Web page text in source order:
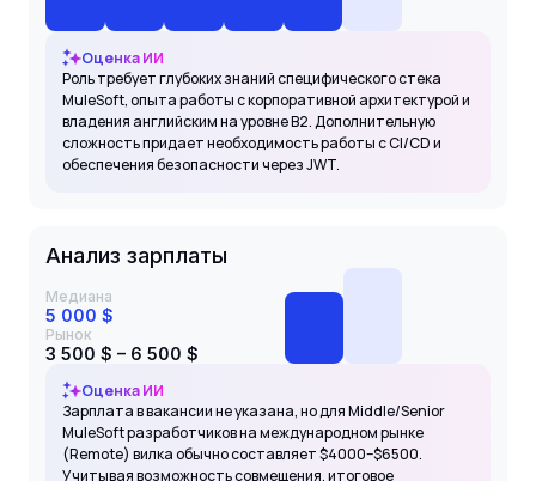
Оценка ИИ
Роль требует глубоких знаний специфического стека
MuleSoft, опыта работы с корпоративной архитектурой и
владения английским на уровне B2. Дополнительную
сложность придает необходимость работы с CI/CD и
обеспечения безопасности через JWT.
Анализ зарплаты
Медиана
5 000 $
Рынок
3 500 $ – 6 500 $
Оценка ИИ
Зарплата в вакансии не указана, но для Middle/Senior
MuleSoft разработчиков на международном рынке
(Remote) вилка обычно составляет $4000–$6500.
Учитывая возможность совмещения, итоговое